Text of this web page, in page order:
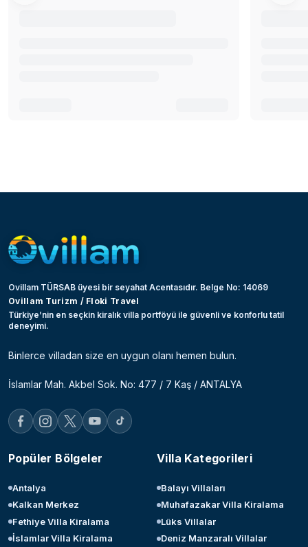
Ovillam TÜRSAB üyesi bir seyahat Acentasıdır. Belge No: 14069
Ovillam Turizm / Floki Travel
Türkiye’nin en seçkin kiralık villa portföyü ile güvenli ve konforlu tatil
deneyimi.
Binlerce villadan size en uygun olanı hemen bulun.
İslamlar Mah. Akbel Sok. No: 477 / 7 Kaş / ANTALYA
Popüler Bölgeler
Antalya
Kalkan Merkez
Fethiye Villa Kiralama
İslamlar Villa Kiralama
Villa Kategorileri
Balayı Villaları
Muhafazakar Villa Kiralama
Lüks Villalar
Deniz Manzaralı Villalar